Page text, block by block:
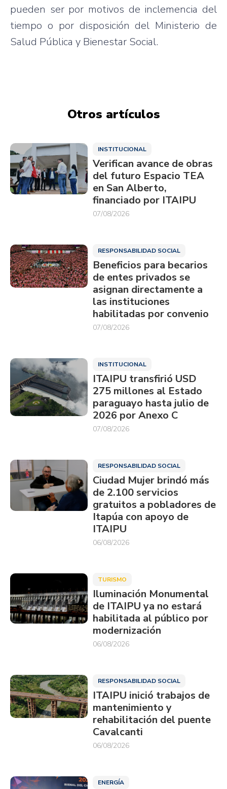
pueden ser por motivos de inclemencia del
tiempo o por disposición del Ministerio de
Salud Pública y Bienestar Social.
Otros artículos
INSTITUCIONAL
Verifican avance de obras
del futuro Espacio TEA
en San Alberto,
financiado por ITAIPU
07/08/2026
RESPONSABILIDAD SOCIAL
Beneficios para becarios
de entes privados se
asignan directamente a
las instituciones
habilitadas por convenio
07/08/2026
INSTITUCIONAL
ITAIPU transfirió USD
275 millones al Estado
paraguayo hasta julio de
2026 por Anexo C
07/08/2026
RESPONSABILIDAD SOCIAL
Ciudad Mujer brindó más
de 2.100 servicios
gratuitos a pobladores de
Itapúa con apoyo de
ITAIPU
06/08/2026
TURISMO
Iluminación Monumental
de ITAIPU ya no estará
habilitada al público por
modernización
06/08/2026
RESPONSABILIDAD SOCIAL
ITAIPU inició trabajos de
mantenimiento y
rehabilitación del puente
Cavalcanti
06/08/2026
ENERGÍA